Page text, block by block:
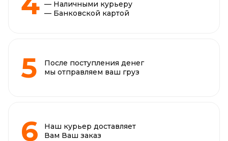
— Наличными курьеру
— Банковской картой
После поступления денег
мы отправляем ваш груз
Наш курьер доставляет
Вам Ваш заказ